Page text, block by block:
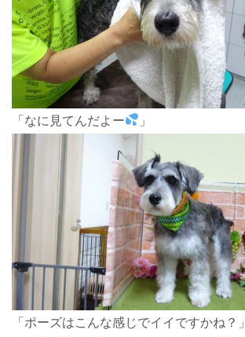
「なに見てんだよー 」
「ポーズはこんな感じでイイですかね？」